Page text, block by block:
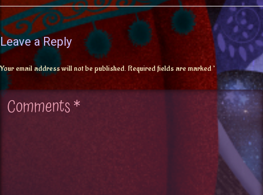
Leave a Reply
Your email address will not be published. Required fields are marked*